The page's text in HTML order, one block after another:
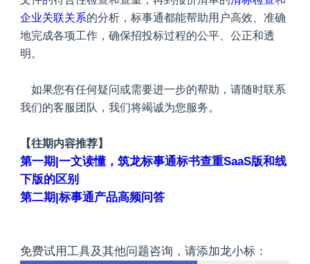
企业关联关系的分析，标事通都能帮助用户高效、准确
地完成各项工作，确保招投标过程的公平、公正和透
明。
如果您有任何疑问或需要进一步的帮助，请随时联系
我们的客服团队，我们将竭诚为您服务。
【往期内容推荐】
第一期|一文读懂，筑龙标事通标书查重SaaS版和线
下版的区别
第二期|标事通产品高频问答
免费试用工具及其他问题咨询，请添加龙小标：